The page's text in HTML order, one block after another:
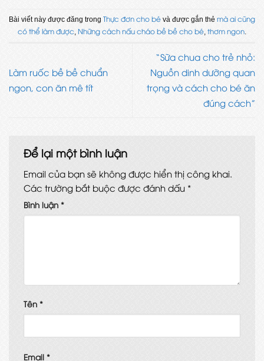
Bài viết này được đăng trong Thực đơn cho bé và được gắn thẻ mà ai cũng
có thể làm được Những cách nấu cháo bề bề cho bé thơm ngon
Làm ruốc bề bề chuẩn
ngon, con ăn mê tít
“Sữa chua cho trẻ nhỏ:
Nguồn dinh dưỡng quan
trọng và cách cho bé ăn
đúng cách”
Để lại một bình luận
Email của bạn sẽ không được hiển thị công khai.
Các trường bắt buộc được đánh dấu *
Bình luận *
Tên *
Email *